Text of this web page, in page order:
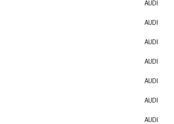
AUDI
AUDI
AUDI
AUDI
AUDI
AUDI
AUDI